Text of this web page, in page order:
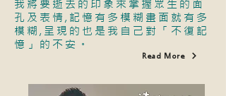
我將要逝去的印象來掌握眾生的面
孔及表情,記憶有多模糊畫面就有多
模糊,呈現的也是我自己對「不復記
憶」的不安。
Read More